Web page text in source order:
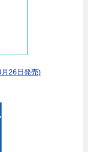
26日発売)